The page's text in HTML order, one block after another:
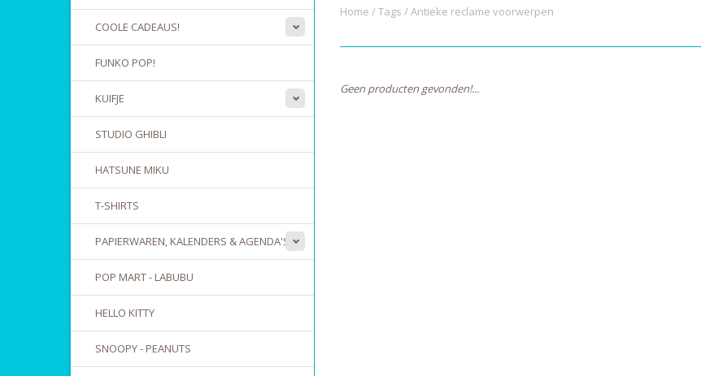
COOLE CADEAUS!
FUNKO POP!
KUIFJE
STUDIO GHIBLI
HATSUNE MIKU
T-SHIRTS
PAPIERWAREN, KALENDERS & AGENDA'S
POP MART - LABUBU
HELLO KITTY
SNOOPY - PEANUTS
Home /Tags /Antieke reclame voorwerpen
Geen producten gevonden!...